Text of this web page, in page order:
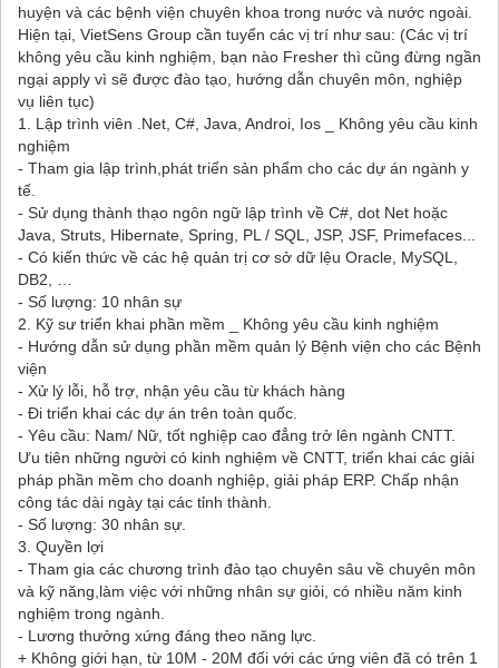
huyện và các bệnh viện chuyên khoa trong nước và nước ngoài.
Hiện tại, VietSens Group cần tuyển các vị trí như sau: (Các vị trí
không yêu cầu kinh nghiệm, bạn nào Fresher thì cũng đừng ngần
ngại apply vì sẽ được đào tạo, hướng dẫn chuyên môn, nghiệp
vụ liên tục)
1. Lập trình viên .Net, C#, Java, Androi, Ios _ Không yêu cầu kinh
nghiệm
- Tham gia lập trình,phát triển sản phẩm cho các dự án ngành y
tế.
- Sử dụng thành thạo ngôn ngữ lập trình về C#, dot Net hoặc
Java, Struts, Hibernate, Spring, PL / SQL, JSP, JSF, Primefaces...
- Có kiến thức về các hệ quản trị cơ sở dữ lệu Oracle, MySQL,
DB2, …
- Số lượng: 10 nhân sự
2. Kỹ sư triển khai phần mềm _ Không yêu cầu kinh nghiệm
- Hướng dẫn sử dụng phần mềm quản lý Bệnh viện cho các Bệnh
viện
- Xử lý lỗi, hỗ trợ, nhận yêu cầu từ khách hàng
- Đi triển khai các dự án trên toàn quốc.
- Yêu cầu: Nam/ Nữ, tốt nghiệp cao đẳng trở lên ngành CNTT.
Ưu tiên những người có kinh nghiệm về CNTT, triển khai các giải
pháp phần mềm cho doanh nghiệp, giải pháp ERP. Chấp nhận
công tác dài ngày tại các tỉnh thành.
- Số lượng: 30 nhân sự.
3. Quyền lợi
- Tham gia các chương trình đào tạo chuyên sâu về chuyên môn
và kỹ năng,làm việc với những nhân sự giỏi, có nhiều năm kinh
nghiệm trong ngành.
- Lương thưởng xứng đáng theo năng lực.
+ Không giới hạn, từ 10M - 20M đối với các ứng viên đã có trên 1